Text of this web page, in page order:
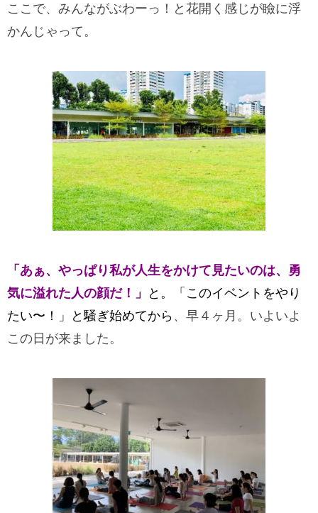
ここで、みんながぶわーっ！と花開く感じが瞼に浮
かんじゃって。
「あぁ、やっぱり私が人生をかけて見たいのは、勇
気に溢れた人の顔だ！」
と。「このイベントをやり
たい〜！」と騒ぎ始めてから 、早４ヶ月。いよいよ
この日が来ました。